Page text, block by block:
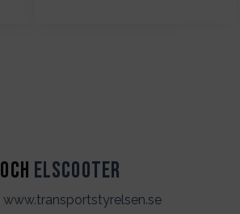
och Elscooter
www.transportstyrelsen.se